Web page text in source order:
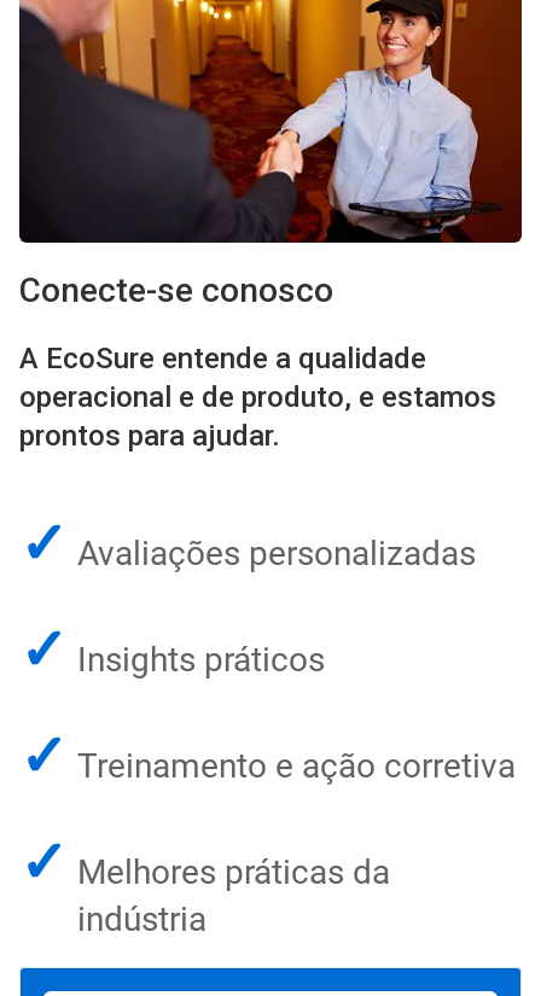
clicando
pontos.
Conecte-se conosco
A EcoSure entende a qualidade
operacional e de produto, e estamos
prontos para ajudar.
✓ Avaliações personalizadas
✓ Insights práticos
✓ Treinamento e ação corretiva
✓ Melhores práticas da
indústria